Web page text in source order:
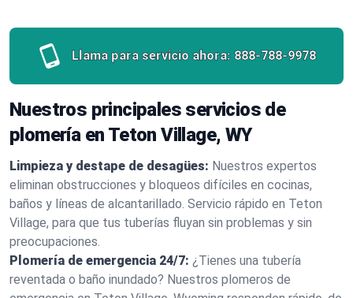
Llama para servicio ahora: 888-788-9978
Nuestros principales servicios de
plomería en Teton Village, WY
Limpieza y destape de desagües: Nuestros expertos
eliminan obstrucciones y bloqueos difíciles en cocinas,
baños y líneas de alcantarillado. Servicio rápido en Teton
Village, para que tus tuberías fluyan sin problemas y sin
preocupaciones.
Plomería de emergencia 24/7: ¿Tienes una tubería
reventada o baño inundado? Nuestros plomeros de